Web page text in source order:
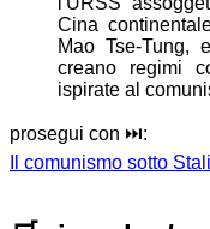
Cina
Mao Tse-Tung,
creano regimi
ispirate al
prosegui con ⏭️:
Il comunismo sotto